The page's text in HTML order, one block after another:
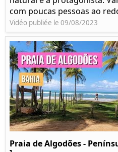
com poucas pessoas ao
Vidéo publiée le 09/08/2023
Praia de Algodões -